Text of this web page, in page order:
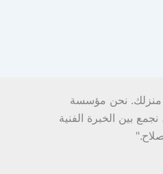
منزلك. نحن مؤسسة
بين الخبرة الفنية